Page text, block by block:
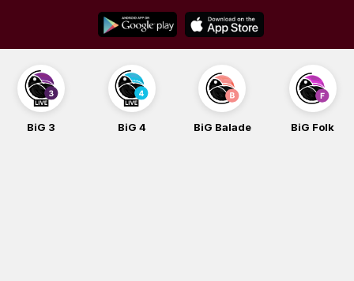
content
BiG 3 BiG 4 BiG Balade BiG Folk